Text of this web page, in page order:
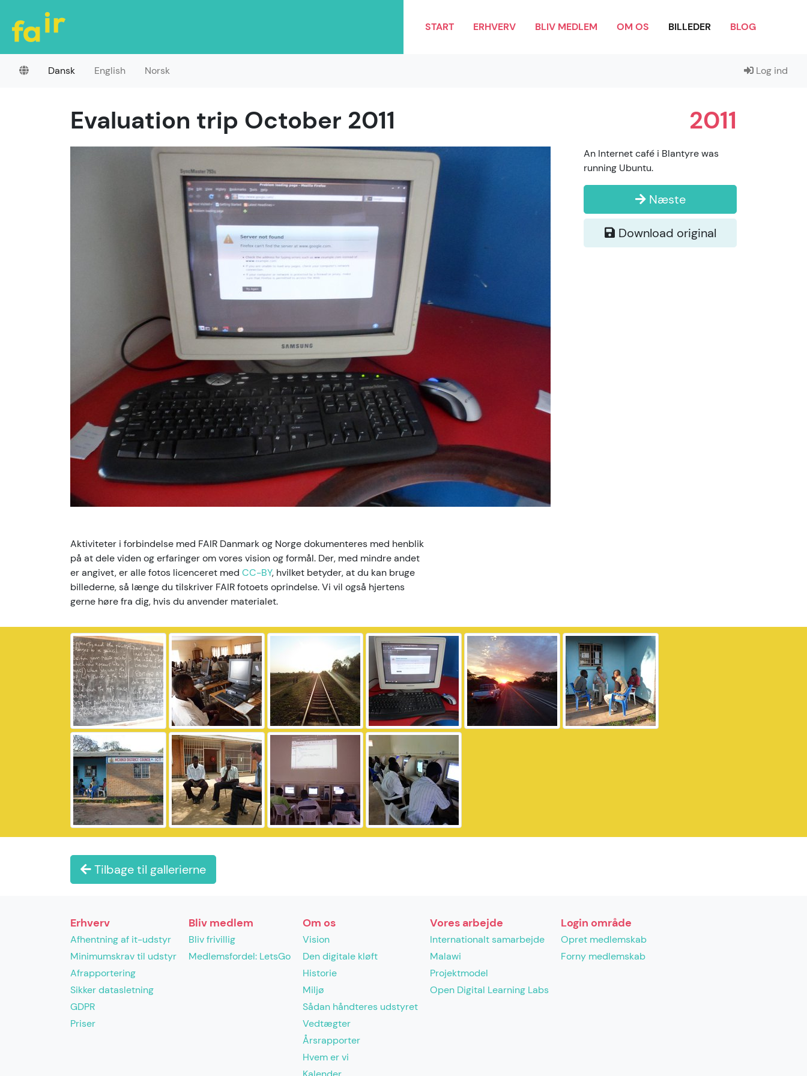
START ERHVERV BLIV MEDLEM OM OS BILLEDER BLOG
Dansk English Norsk Log ind
2011
Evaluation trip October 2011
An Internet café i Blantyre was
running Ubuntu.
Næste
Download original
Aktiviteter i forbindelse med FAIR Danmark og Norge dokumenteres med henblik
på at dele viden og erfaringer om vores vision og formål. Der, med mindre andet
er angivet, er alle fotos licenceret med CC-BY, hvilket betyder, at du kan bruge
billederne, så længe du tilskriver FAIR fotoets oprindelse. Vi vil også hjertens
gerne høre fra dig, hvis du anvender materialet.
Tilbage til gallerierne
Erhverv
Afhentning af it-udstyr
Minimumskrav til udstyr
Afrapportering
Sikker datasletning
GDPR
Priser
Bliv medlem
Bliv frivillig
Medlemsfordel: LetsGo
Om os
Vision
Den digitale kløft
Historie
Miljø
Sådan håndteres udstyret
Vedtægter
Årsrapporter
Hvem er vi
Vores arbejde
Internationalt samarbejde
Malawi
Projektmodel
Open Digital Learning Labs
Login område
Opret medlemskab
Forny medlemskab